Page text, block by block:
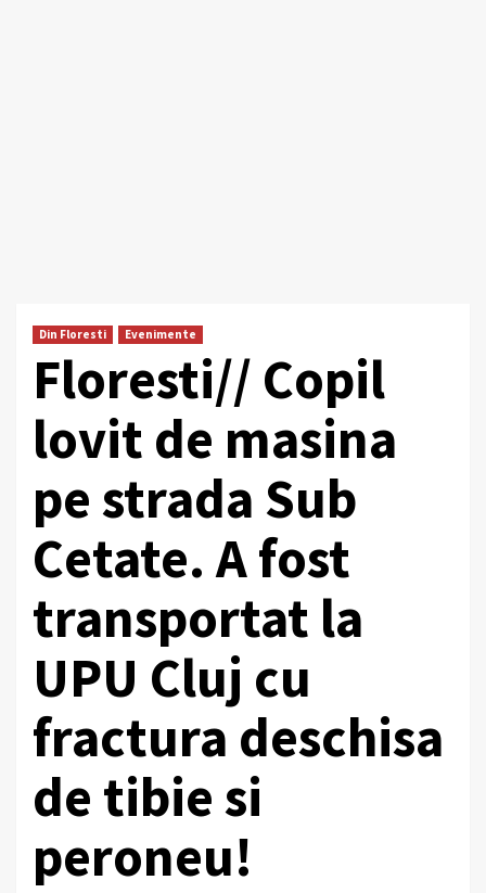
Din Floresti Evenimente
Floresti// Copil
lovit de masina
pe strada Sub
Cetate. A fost
transportat la
UPU Cluj cu
fractura deschisa
de tibie si
peroneu!